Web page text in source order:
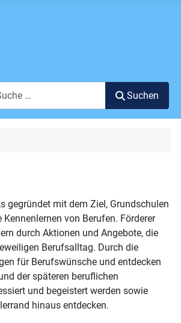
Suchen
gegründet mit dem Ziel, Grundschulen
von Berufen. Förderer
durch Aktionen und Angebote, die
Berufsalltag. Durch die
für Berufswünsche und entdecken
der späteren beruflichen
und begeistert werden sowie
hinaus entdecken.